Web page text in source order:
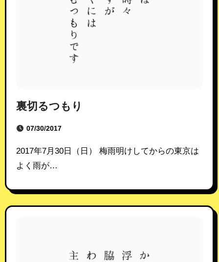
裏切るつもり
07/30/2017
2017年7月30日（日） 梅雨明けしてからの東京は
よく雨が…